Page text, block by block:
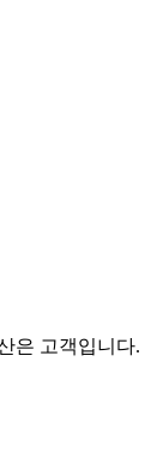
은 고객입니다.